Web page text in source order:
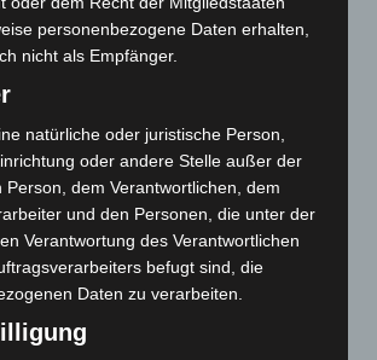
(112)personenbezogene Daten erhalten,
nicht als Empfänger.
natürliche oder juristische Person,
oder andere Stelle außer der
Person, dem Verantwortlichen, dem
und den Personen, die unter der
Verantwortung des Verantwortlichen
befugt sind, die
Daten zu verarbeiten.